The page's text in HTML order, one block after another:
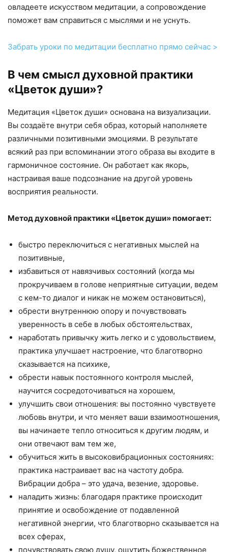
овладеете искусством медитации, а сопровождение
поможет вам справиться с мыслями и не уснуть.
Забрать уроки по медитации бесплатно прямо сейчас >
В чем смысл духовной практики
«Цветок души»?
Медитация «Цветок души» основана на визуализации.
Вы создаёте внутри себя образ, который наполняете
различными позитивными эмоциями. В результате
всякий раз при вспоминании этого образа вы входите в
гармоничное состояние. Он работает как якорь,
настраивая ваше подсознание на другой уровень
восприятия реальности.
Метод духовной практики «Цветок души» помогает:
быстро переключиться с негативных мыслей на
позитивные,
избавиться от навязчивых состояний (когда мы
прокручиваем в голове неприятные ситуации, ведем
с кем-то диалог и никак не можем остановиться),
обрести внутреннюю опору и почувствовать
уверенность в себе в любых обстоятельствах,
наработать привычку жить легко и с удовольствием,
практика улучшает настроение, что бла­готворно
сказывается на психике,
обрести навык постоянного конт­роля мыслей,
научится сосре­доточи­ваться на хорошем,
улучшить свои отношения: вы постоянно чувствуете
любовь внутри, и что меняет ваши взаимоотношения,
вы начинаете тепло относиться к другим людям, и
они отвечают вам тем же,
обучиться жить в высоковибрационных состояниях:
практика настраивает вас на частоту добра.
Вибрации добра – это удача, везение, здоровье.
наладить жизнь: благодаря практике происходит
принятие и освобождение от подавленной
негативной энергии, что благотворно сказывается на
всех сферах,
почувствовать свою душу, ощутить божест­венное